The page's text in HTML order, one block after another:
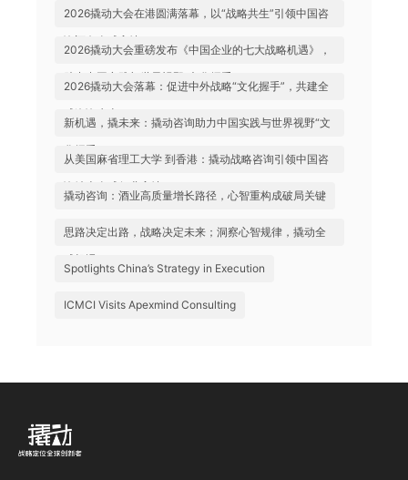
2026撬动大会在港圆满落幕，以“战略共生”引领中国咨
询迈向全球高地
2026撬动大会重磅发布《中国企业的七大战略机遇》，
助力中国实践与世界视野“文化握手”
2026撬动大会落幕：促进中外战略“文化握手”，共建全
球咨询生态
新机遇，撬未来：撬动咨询助力中国实践与世界视野“文
化握手”
从美国麻省理工大学 到香港：撬动战略咨询引领中国咨
询站上全球行业高地
撬动咨询：酒业高质量增长路径，心智重构成破局关键
思路决定出路，战略决定未来；洞察心智规律，撬动全
球机遇
Spotlights China’s Strategy in Execution
ICMCI Visits Apexmind Consulting